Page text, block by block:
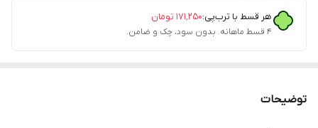
هر قسط با ترب‌پی:۱۷۱٬۲۵۰ تومان
۴ قسط ماهانه. بدون سود، چک و ضامن.
توضیحات